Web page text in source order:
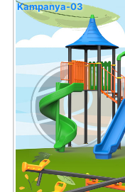
Kampanya-03